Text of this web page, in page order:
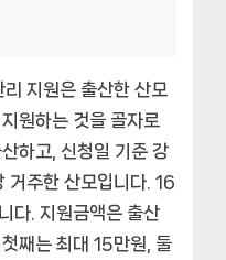
지원은 출산한 산모
원하는 것을 골자로
하고, 신청일 기준 강
거주한 산모입니다. 16
다. 지원금액은 출산
째는 최대 15만원, 둘